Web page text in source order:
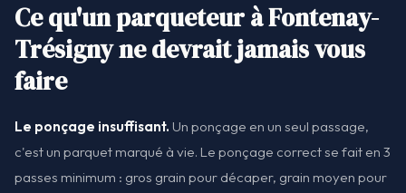
Ce qu'un parqueteur à Fontenay-
Trésigny ne devrait jamais vous
faire
Le ponçage insuffisant. Un ponçage en un seul passage,
c'est un parquet marqué à vie. Le ponçage correct se fait en 3
passes minimum : gros grain pour décaper, grain moyen pour